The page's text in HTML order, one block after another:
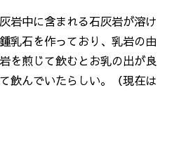
岩中に含まれる石灰岩が溶け
乳石を作っており、乳岩の由
を煎じて飲むとお乳の出が良
飲んでいたらしい。（現在は